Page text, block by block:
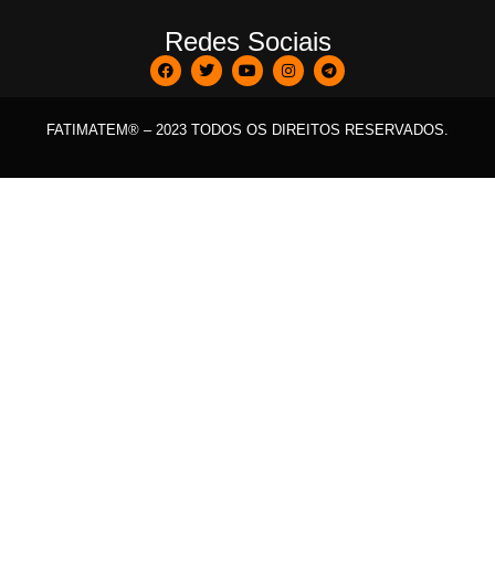
Redes Sociais
FATIMATEM® – 2023 TODOS OS DIREITOS RESERVADOS.